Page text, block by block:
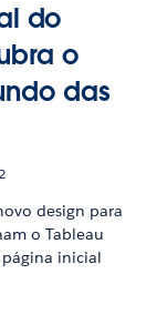
do
o
das
design para
o Tableau
inicial